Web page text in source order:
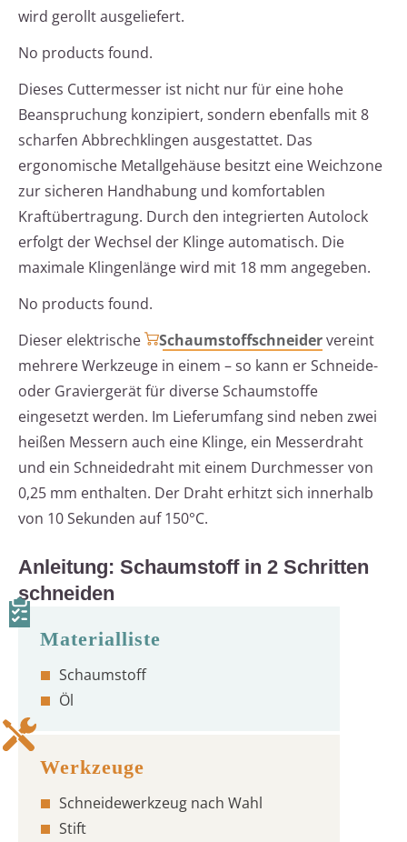
wird gerollt ausgeliefert.
No products found.
Dieses Cuttermesser ist nicht nur für eine hohe
Beanspruchung konzipiert, sondern ebenfalls mit 8
scharfen Abbrechklingen ausgestattet. Das
ergonomische Metallgehäuse besitzt eine Weichzone
zur sicheren Handhabung und komfortablen
Kraftübertragung. Durch den integrierten Autolock
erfolgt der Wechsel der Klinge automatisch. Die
maximale Klingenlänge wird mit 18 mm angegeben.
No products found.
Dieser elektrische
Schaumstoffschneidervereint
mehrere Werkzeuge in einem – so kann er Schneide-
oder Graviergerät für diverse Schaumstoffe
eingesetzt werden. Im Lieferumfang sind neben zwei
heißen Messern auch eine Klinge, ein Messerdraht
und ein Schneidedraht mit einem Durchmesser von
0,25 mm enthalten. Der Draht erhitzt sich innerhalb
von 10 Sekunden auf 150°C.
Anleitung: Schaumstoff in 2 Schritten
schneiden
Schaumstoff
Öl
Schneidewerkzeug nach Wahl
Stift